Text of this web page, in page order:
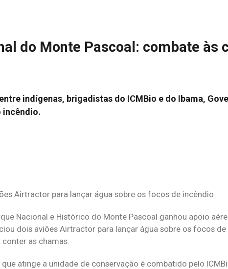
do Monte Pascoal: combate às
indígenas, brigadistas do ICMBio e do Ibama,
incêndio.
Airtractor para lançar água sobre os focos de incêndio
Nacional e Histórico do Monte Pascoal ganhou apoio
dois aviões Airtractor para lançar água sobre os focos
as chamas.
atinge a unidade de conservação é combatido pelo